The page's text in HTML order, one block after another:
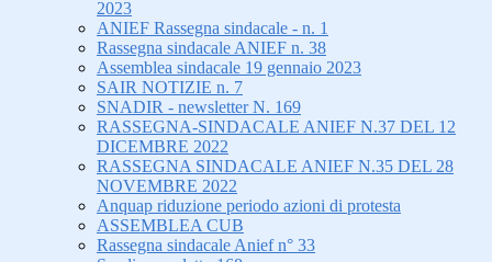
2023
ANIEF Rassegna sindacale - n. 1
Rassegna sindacale ANIEF n. 38
Assemblea sindacale 19 gennaio 2023
SAIR NOTIZIE n. 7
SNADIR - newsletter N. 169
RASSEGNA-SINDACALE ANIEF N.37 DEL 12
DICEMBRE 2022
RASSEGNA SINDACALE ANIEF N.35 DEL 28
NOVEMBRE 2022
Anquap riduzione periodo azioni di protesta
ASSEMBLEA CUB
Rassegna sindacale Anief n° 33